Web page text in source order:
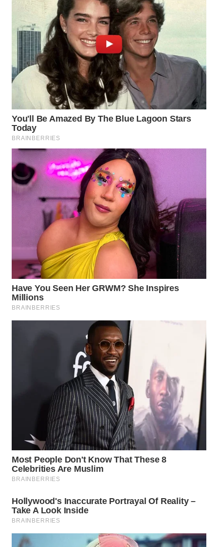
WN
GORONTALO
WN
SULUT
WN
MALUT
WN
DAIRI
WN
DANAU
WN
LANGKAT
WN
SIMALUNGUN
WN
LABUHANBATU
WN
TAPANULI